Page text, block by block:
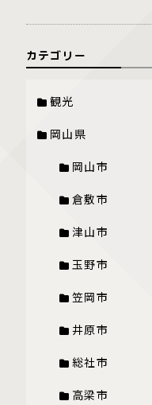
カテゴリー
観光
岡山県
岡山市
倉敷市
津山市
玉野市
笠岡市
井原市
総社市
高梁市